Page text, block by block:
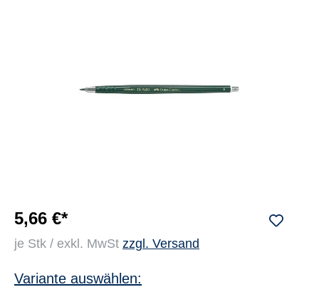
5,66 €*
je Stk / exkl. MwSt zzgl. Versand
Variante auswählen: